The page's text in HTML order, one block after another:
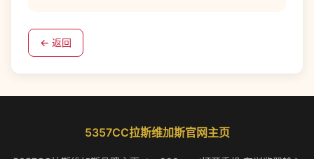
← 返回
5357CC拉斯维加斯官网主页